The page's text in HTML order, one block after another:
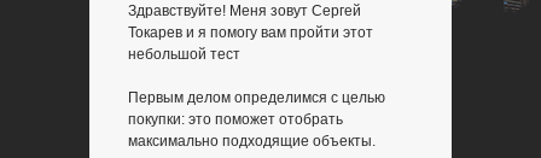
Здравствуйте! Меня зовут Сергей
Токарев и я помогу вам пройти этот
небольшой тест
Первым делом определимся с целью
покупки: это поможет отобрать
максимально подходящие объекты.